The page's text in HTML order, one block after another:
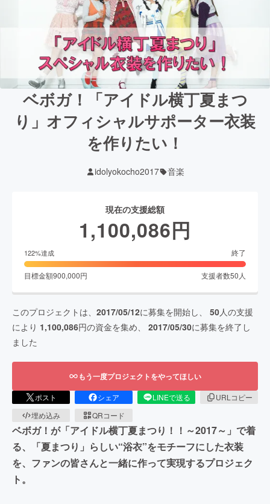
ベボガ！「アイドル横丁夏まつ
り」オフィシャルサポーター衣装
を作りたい！
idolyokocho2017 音楽
現在の支援総額
1,100,086円
122%達成 終了
目標金額900,000円 支援者数50 人
このプロジェクトは、 2017/05/12に募集を開始し、 50人の支援
により 1,100,086円の資金を集め、 2017/05/30に募集を終了し
ました
もう一度プロジェクトをやってほしい
ポスト シェア LINEで送る
URLコピー
埋め込み
QRコード
ベボガ！が「アイドル横丁夏まつり！！～2017～」で着
る、「夏まつり」らしい“浴衣”をモチーフにした衣装
を、ファンの皆さんと一緒に作って実現するプロジェク
ト。